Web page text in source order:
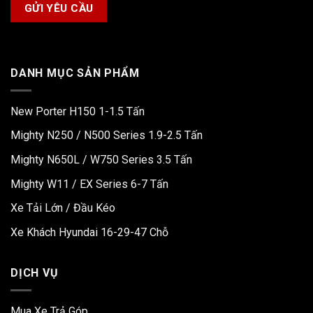
DANH MỤC SẢN PHẨM
New Porter H150 1-1.5 Tấn
Mighty N250 / N500 Series 1.9-2.5 Tấn
Mighty N650L / W750 Series 3.5 Tấn
Mighty W11 / EX Series 6-7 Tấn
Xe Tải Lớn / Đầu Kéo
Xe Khách Hyundai 16-29-47 Chỗ
DỊCH VỤ